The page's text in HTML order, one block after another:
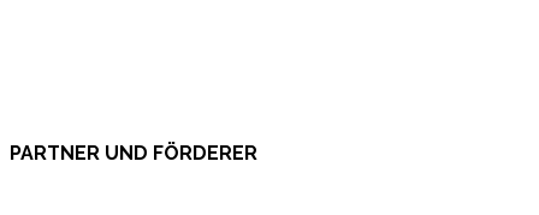
PARTNER UND FÖRDERER